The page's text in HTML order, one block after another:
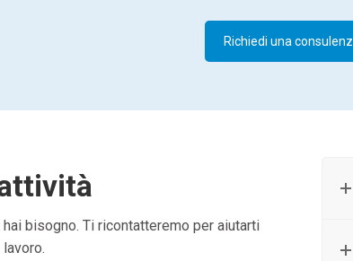
Richiedi una
bisogno. Ti ricontatteremo per aiutarti